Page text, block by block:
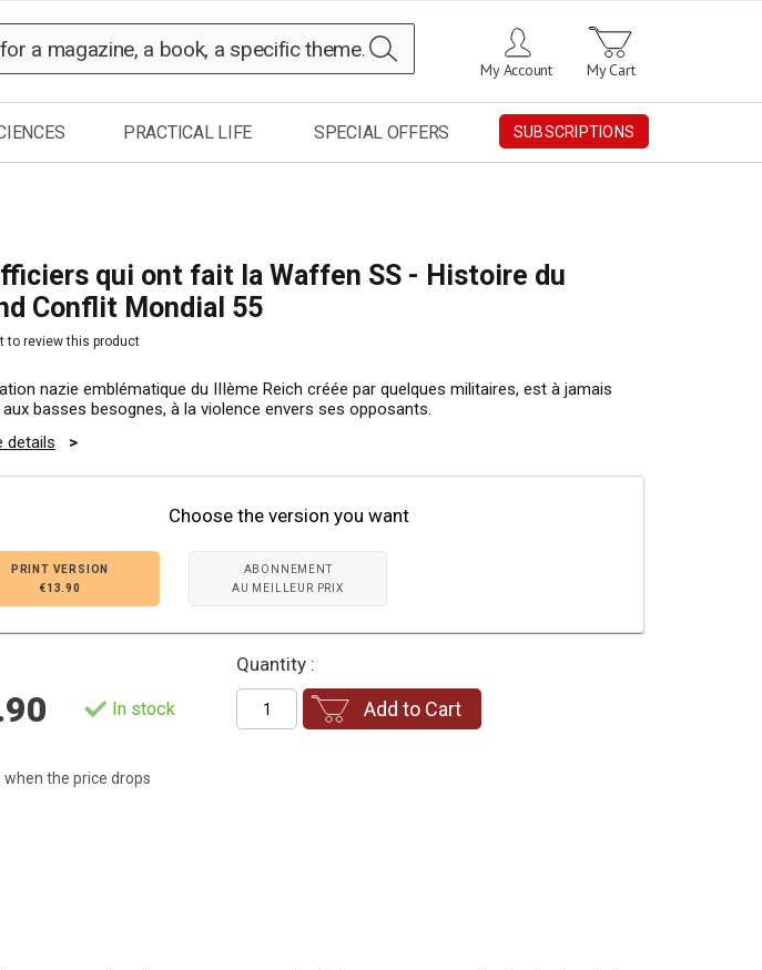
My Cart
My Account
PRACTICAL LIFE SPECIAL OFFERS SUBSCRIPTIONS
qui ont fait la Waffen SS - Histoire du
Conflit Mondial 55
to review this product
nazie emblématique du IIIème Reich créée par quelques militaires, est à jamais
basses besognes, à la violence envers ses opposants.
details
Choose the version you want
PRINT VERSION
€13.90
ABONNEMENT
AU MEILLEUR PRIX
In stock
Quantity :
Add to Cart
when the price drops